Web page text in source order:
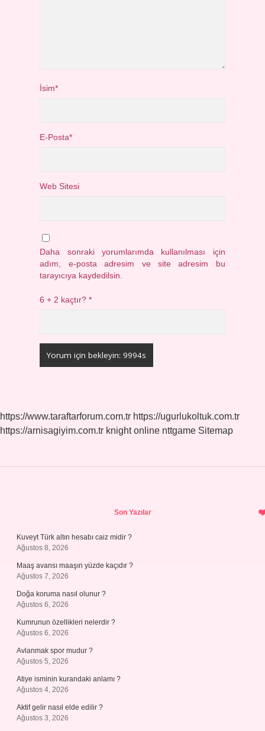
İsim*
E-Posta*
Web Sitesi
Daha sonraki yorumlarımda kullanılması için
adım, e-posta adresim ve site adresim bu
tarayıcıya kaydedilsin.
6 + 2 kaçtır?*
https://www.taraftarforum.com.tr https://ugurlukoltuk.com.tr
https://arnisagiyim.com.tr knight online nttgame Sitemap
Son Yazılar
Kuveyt Türk altın hesabı caiz midir ?
Ağustos 8, 2026
Maaş avansı maaşın yüzde kaçıdır ?
Ağustos 7, 2026
Doğa koruma nasıl olunur ?
Ağustos 6, 2026
Kumrunun özellikleri nelerdir ?
Ağustos 6, 2026
Avlanmak spor mudur ?
Ağustos 5, 2026
Atiye isminin kurandaki anlamı ?
Ağustos 4, 2026
Aktif gelir nasıl elde edilir ?
Ağustos 3, 2026